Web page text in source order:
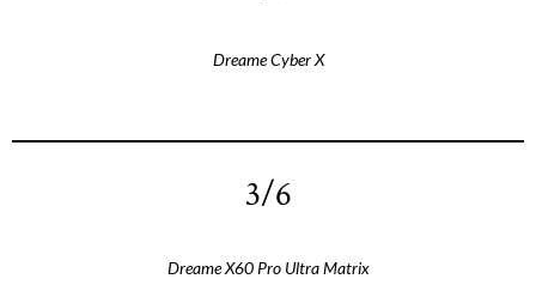
Dreame Cyber X
3/6
Dreame X60 Pro Ultra Matrix